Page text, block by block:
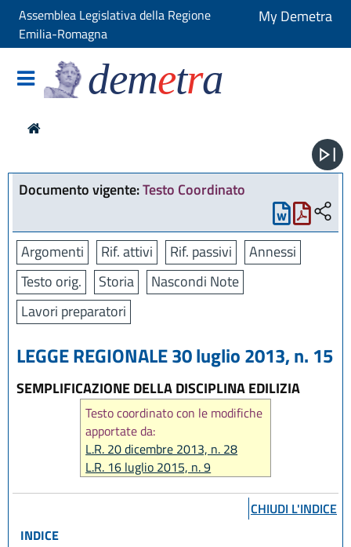
Assemblea Legislativa della Regione
Emilia-Romagna
My Demetra
demetra
Documento vigente:Testo Coordinato
Argomenti Rif. attivi Rif. passivi
Annessi
Testo orig.
Storia
Nascondi Note
Lavori preparatori
LEGGE REGIONALE 30 luglio 2013, n. 15
SEMPLIFICAZIONE DELLA DISCIPLINA EDILIZIA
Testo coordinato con le modifiche
apportate da:
L.R. 20 dicembre 2013, n. 28
L.R. 16 luglio 2015, n. 9
CHIUDI L'INDICE
INDICE